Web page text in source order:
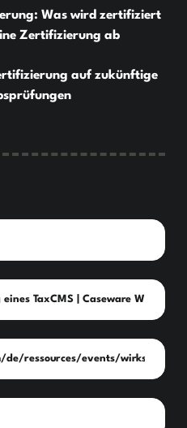
Was wird zertifiziert
Zertifizierung ab
auf zukünftige